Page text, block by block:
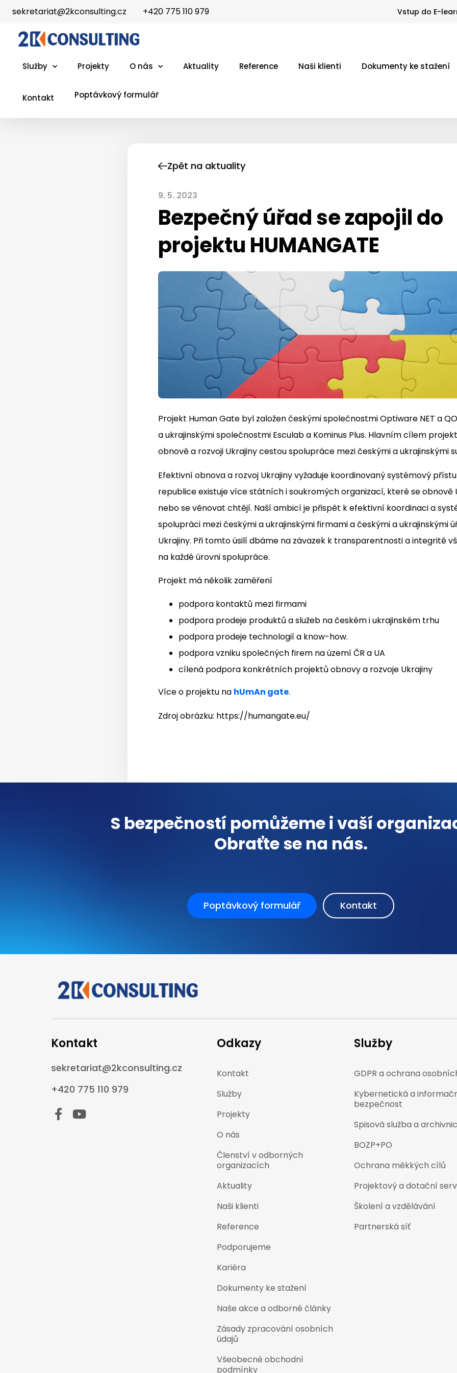
sekretariat@2kconsulting.cz +420 775 110 979 Vstup do E-
Služby Projekty O nás Aktuality Reference Naši klienti Dokumenty ke stažení
Kontakt Poptávkový formulář
Zpět na aktuality
9. 5. 2023
Bezpečný úřad se zapojil do
projektu HUMANGATE
Projekt Human Gate byl založen českými společnostmi Optiware NET a
a ukrajinskými společnostmi Esculab a Kominus Plus. Hlavním cílem
obnově a rozvoji Ukrajiny cestou spolupráce mezi českými a ukrajinskými
Efektivní obnova a rozvoj Ukrajiny vyžaduje koordinovaný systémový
republice existuje více státních i soukromých organizací, které se obnově
nebo se věnovat chtějí. Naší ambicí je přispět k efektivní koordinaci a
spolupráci mezi českými a ukrajinskými firmami a českými a ukrajinskými
Ukrajiny. Při tomto úsilí dbáme na závazek k transparentnosti a integritě
na každé úrovni spolupráce.
Projekt má několik zaměření
podpora kontaktů mezi firmami
podpora prodeje produktů a služeb na českém i ukrajinském trhu
podpora prodeje technologií a know-how.
podpora vzniku společných firem na území ČR a UA
cílená podpora konkrétních projektů obnovy a rozvoje Ukrajiny
Více o projektu na hUmAn gate.
Zdroj obrázku: https://humangate.eu/
S bezpečností pomůžeme i vaší
Obraťte se na nás.
Poptávkový formulář Kontakt
Kontakt
sekretariat@2kconsulting.cz
+420 775 110 979
Odkazy
Kontakt
Služby
Projekty
O nás
Členství v odborných
organizacích
Aktuality
Naši klienti
Reference
Podporujeme
Kariéra
Dokumenty ke stažení
Naše akce a odborné články
Zásady zpracování osobních
údajů
Všeobecné obchodní
podmínky
Služby
GDPR a ochrana
Kybernetická a
bezpečnost
Spisová služba a
BOZP+PO
Ochrana měkkých cílů
Projektový a dotační
Školení a vzdělávání
Partnerská síť